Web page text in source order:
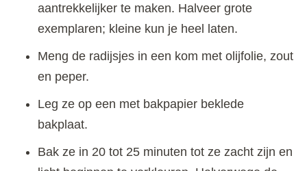
aantrekkelijker te maken. Halveer grote
exemplaren; kleine kun je heel laten.
Meng de radijsjes in een kom met olijfolie, zout
en peper.
Leg ze op een met bakpapier beklede
bakplaat.
Bak ze in 20 tot 25 minuten tot ze zacht zijn en